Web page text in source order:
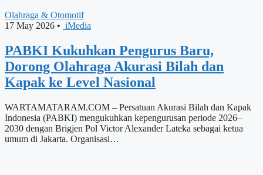
Olahraga & Otomotif
17 May 2026 • iMedia
PABKI Kukuhkan Pengurus Baru,
Dorong Olahraga Akurasi Bilah dan
Kapak ke Level Nasional
WARTAMATARAM.COM – Persatuan Akurasi Bilah dan Kapak
Indonesia (PABKI) mengukuhkan kepengurusan periode 2026–
2030 dengan Brigjen Pol Victor Alexander Lateka sebagai ketua
umum di Jakarta. Organisasi…